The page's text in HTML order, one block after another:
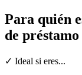
Para quién
de préstamo
✓ Ideal si eres...